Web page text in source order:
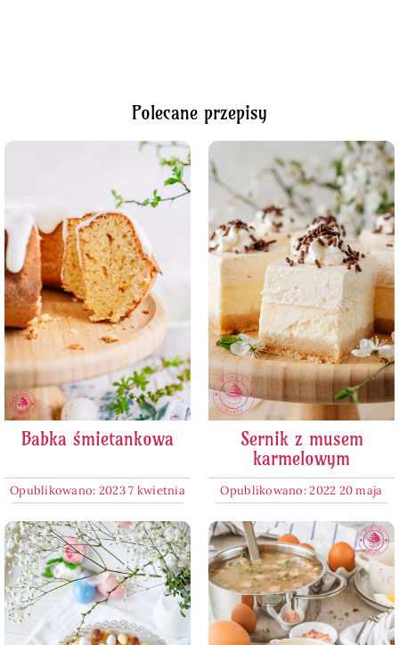
Polecane przepisy
Babka śmietankowa
Opublikowano: 2023 7 kwietnia
Sernik z musem
karmelowym
Opublikowano: 2022 20 maja